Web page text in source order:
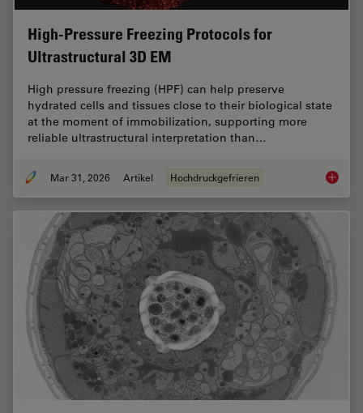
High-Pressure Freezing Protocols for
Ultrastructural 3D EM
High pressure freezing (HPF) can help preserve
hydrated cells and tissues close to their biological state
at the moment of immobilization, supporting more
reliable ultrastructural interpretation than…
Mar 31, 2026 Artikel Hochdruckgefrieren High-